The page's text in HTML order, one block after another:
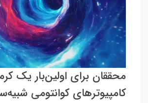
محققان برای اولین‌بار یک
کامپیوترهای کوانتومی